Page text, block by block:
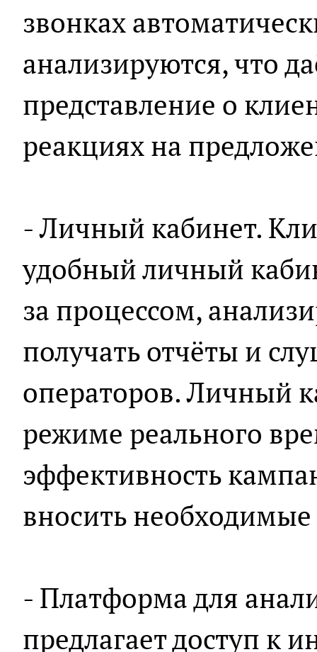
звонках
анализируются, что
представление о
реакциях на
- Личный кабинет.
удобный личный
за процессом,
получать отчёты и
операторов. Личный
режиме реального
эффективность
вносить
- Платформа для
предлагает доступ к